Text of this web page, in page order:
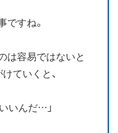
すね。
は容易ではないと
ていくと、
いんだ…」